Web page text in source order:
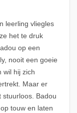
leerling vliegles
het te druk
op een
nooit een goeie
wil hij zich
Maar er
stuurloos. Badou
touw en laten